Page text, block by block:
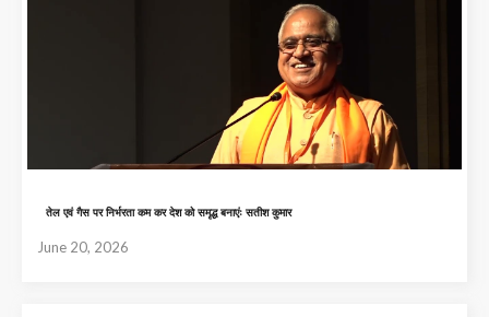
तेल एवं गैस पर निर्भरता कम कर देश को समृद्ध बनाएंः सतीश कुमार
June 20, 2026